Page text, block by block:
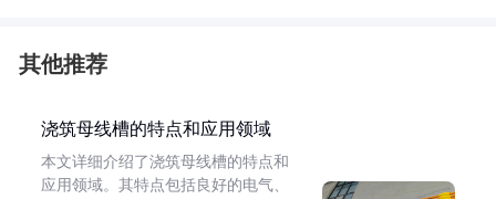
其他推荐
浇筑母线槽的特点和应用领域
本文详细介绍了浇筑母线槽的特点和
应用领域。其特点包括良好的电气、